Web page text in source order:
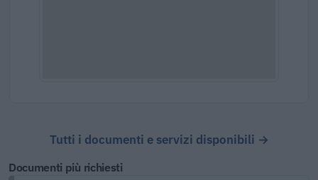
Tutti i documenti e servizi disponibili →
Documenti più richiesti